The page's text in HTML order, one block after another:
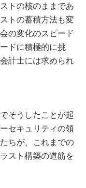
トの核のままであ
トの蓄積方法も変
の変化のスピード
ドに積極的に挑
計士には求められ
そうしたことが起
セキュリティの領
ちが、これまでの
スト構築の道筋を